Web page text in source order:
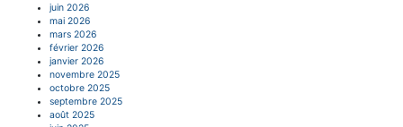
juin 2026
mai 2026
mars 2026
février 2026
janvier 2026
novembre 2025
octobre 2025
septembre 2025
août 2025